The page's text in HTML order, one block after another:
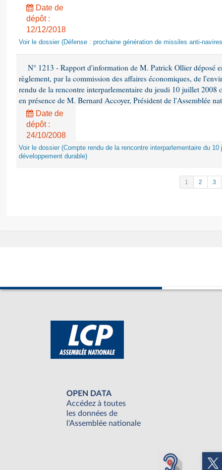
Date de
dépôt :
12/12/2018
Voir le dossier (Défense : prochaine génération de missiles anti-
N° 1213 - Rapport d'information de M. Patrick Ollier déposé
règlement, par la commission des affaires économiques, de
rendu de la rencontre interparlementaire du jeudi 10 juillet 2008
en présence de M. Bernard Accoyer, Président de l'Assemblée
Date de
dépôt :
24/10/2008
Voir le dossier (Compte rendu de la rencontre interparlementaire du
développement durable)
1 2 3
OPEN DATA
Accédez à toutes
les données de
l'Assemblée nationale